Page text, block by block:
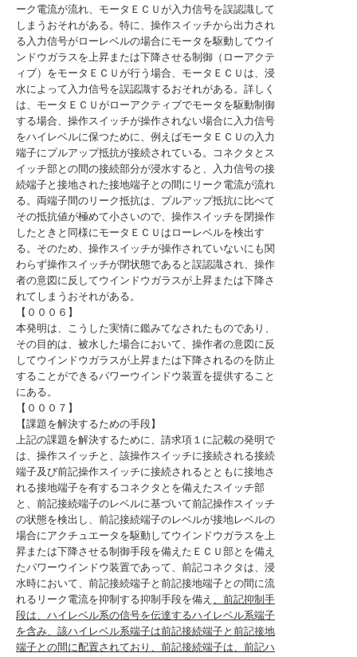
ーク電流が流れ、モータＥＣＵが入力信号を誤認識して
しまうおそれがある。特に、操作スイッチから出力され
る入力信号がローレベルの場合にモータを駆動してウイ
ンドウガラスを上昇または下降させる制御（ローアクテ
ィブ）をモータＥＣＵが行う場合、モータＥＣＵは、浸
水によって入力信号を誤認識するおそれがある。詳しく
は、モータＥＣＵがローアクティブでモータを駆動制御
する場合、操作スイッチが操作されない場合に入力信号
をハイレベルに保つために、例えばモータＥＣＵの入力
端子にプルアップ抵抗が接続されている。コネクタとス
イッチ部との間の接続部分が浸水すると、入力信号の接
続端子と接地された接地端子との間にリーク電流が流れ
る。両端子間のリーク抵抗は、プルアップ抵抗に比べて
その抵抗値が極めて小さいので、操作スイッチを閉操作
したときと同様にモータＥＣＵはローレベルを検出す
る。そのため、操作スイッチが操作されていないにも関
わらず操作スイッチが閉状態であると誤認識され、操作
者の意図に反してウインドウガラスが上昇または下降さ
れてしまうおそれがある。
【０００６】
本発明は、こうした実情に鑑みてなされたものであり、
その目的は、被水した場合において、操作者の意図に反
してウインドウガラスが上昇または下降されるのを防止
することができるパワーウインドウ装置を提供すること
にある。
【０００７】
【課題を解決するための手段】
上記の課題を解決するために、請求項１に記載の発明で
は、操作スイッチと、該操作スイッチに接続される接続
端子及び前記操作スイッチに接続されるとともに接地さ
れる接地端子を有するコネクタとを備えたスイッチ部
と、前記接続端子のレベルに基づいて前記操作スイッチ
の状態を検出し、前記接続端子のレベルが接地レベルの
場合にアクチュエータを駆動してウインドウガラスを上
昇または下降させる制御手段を備えたＥＣＵ部とを備え
たパワーウインドウ装置であって、前記コネクタは、浸
水時において、前記接続端子と前記接地端子との間に流
れるリーク電流を抑制する抑制手段を備え 、前記抑制手
段は、ハイレベル系の信号を伝達するハイレベル系端子
を含み、該ハイレベル系端子は前記接続端子と前記接地
端子との間に配置されており、前記接続端子は、前記ハ